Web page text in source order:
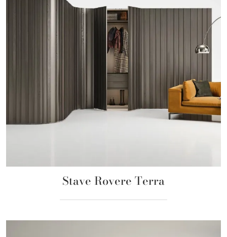
Stave Rovere Terra